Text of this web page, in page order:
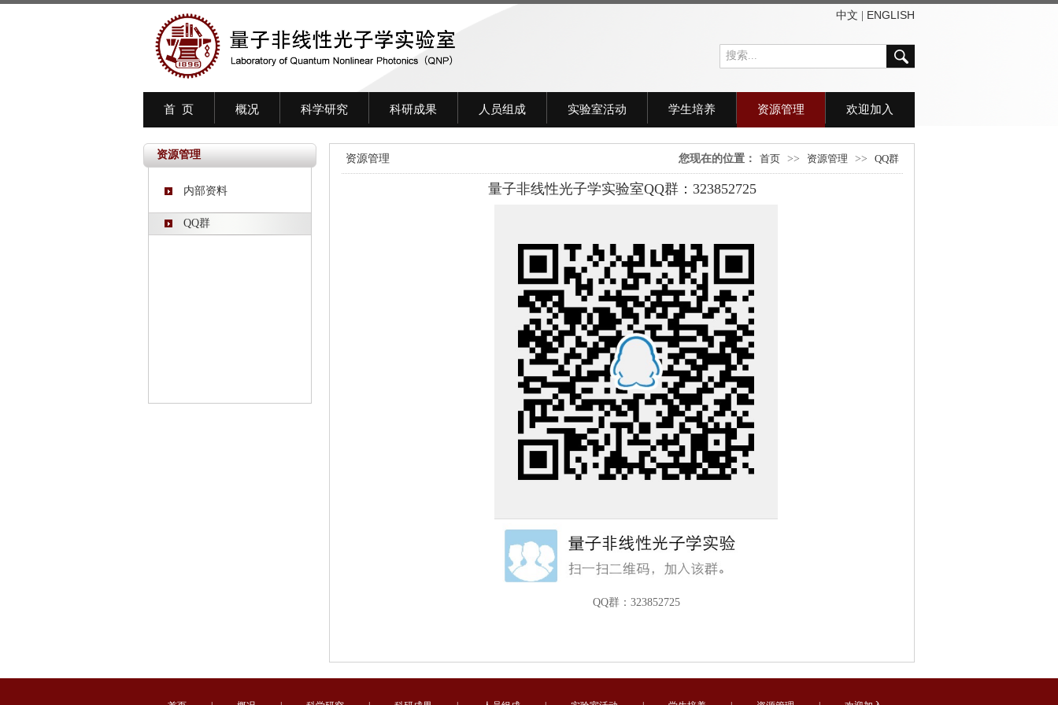
中文 ENGLISH
首 页 概况 科学研究 科研成果 人员组成 实验室活动 学生培养 资源管理 欢迎加入
资源管理
内部资料
QQ群
资源管理 您现在的位置： 首页 >> 资源管理 >> QQ群
量子非线性光子学实验室QQ群：323852725
QQ群：323852725